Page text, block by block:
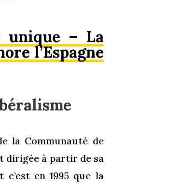
unique – La
l’Espagne
la Communauté de
dirigée à partir de sa
en 1995 que la